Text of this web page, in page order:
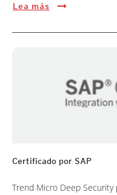
Lea más
Certificado por SAP
Trend Micro Deep